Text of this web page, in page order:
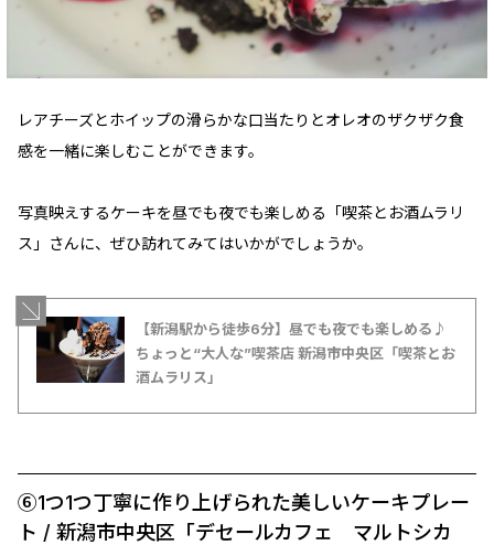
レアチーズとホイップの滑らかな口当たりとオレオのザクザク食
感を一緒に楽しむことができます。
写真映えするケーキを昼でも夜でも楽しめる「喫茶とお酒ムラリ
ス」さんに、ぜひ訪れてみてはいかがでしょうか。
【新潟駅から徒歩6分】昼でも夜でも楽しめる♪
ちょっと“大人な”喫茶店 新潟市中央区「喫茶とお
酒ムラリス」
⑥1つ1つ丁寧に作り上げられた美しいケーキプレー
ト / 新潟市中央区「デセールカフェ マルトシカ